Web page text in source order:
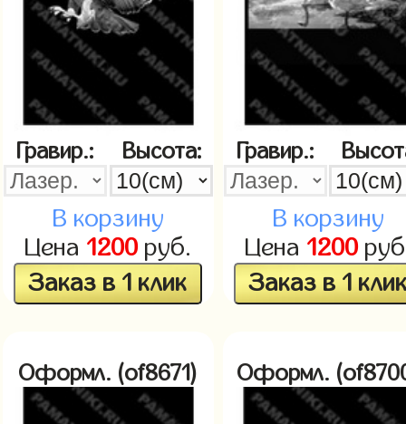
Гравир.: Высота:
В корзину
Цена 1200руб.
Заказ в 1 клик
Гравир.:
В корзину
Цена 1200
Заказ в 1
Оформл. (of8671) Оформл.